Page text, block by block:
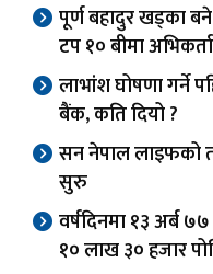
पूर्ण बहादुर खड्का
टप १० बीमा अभिकर्ता
लाभांश घोषणा गर्ने
बैंक, कति दियो ?
सन नेपाल लाइफको
सुरु
वर्षदिनमा १३ अर्ब
१० लाख ३० हजार